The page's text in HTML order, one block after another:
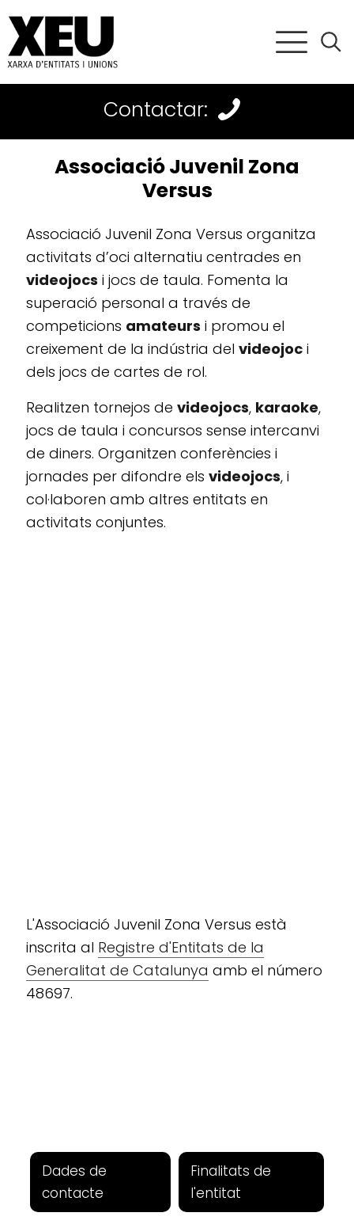
Contactar:
Associació Juvenil Zona
Versus
Associació Juvenil Zona Versus organitza
activitats d’oci alternatiu centrades en
videojocs i jocs de taula. Fomenta la
superació personal a través de
competicions amateurs i promou el
creixement de la indústria del videojoc i
dels jocs de cartes de rol.
Realitzen tornejos de videojocs, karaoke,
jocs de taula i concursos sense intercanvi
de diners. Organitzen conferències i
jornades per difondre els videojocs, i
col·laboren amb altres entitats en
activitats conjuntes.
L'Associació Juvenil Zona Versus està
inscrita al Registre d'Entitats de la
Generalitat de Catalunya amb el número
48697.
Dades de
contacte
Finalitats de
l'entitat